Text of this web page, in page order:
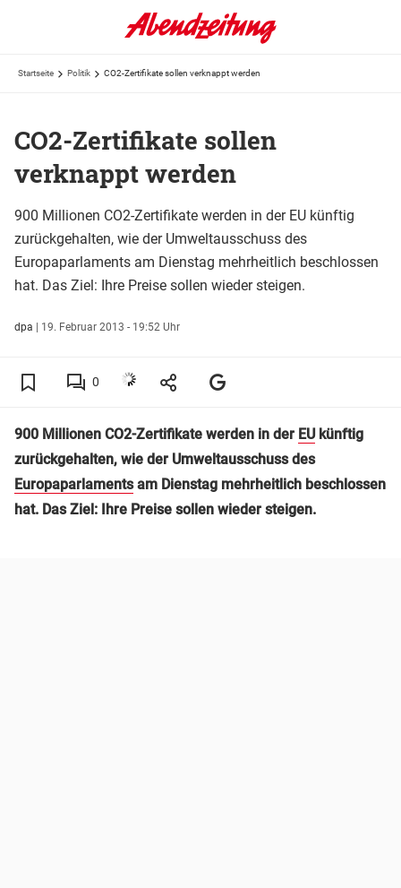
Startseite Politik CO2-Zertifikate sollen verknappt werden
CO2-Zertifikate sollen
verknappt werden
900 Millionen CO2-Zertifikate werden in der EU künftig
zurückgehalten, wie der Umweltausschuss des
Europaparlaments am Dienstag mehrheitlich beschlossen
hat. Das Ziel: Ihre Preise sollen wieder steigen.
dpa | 19. Februar 2013 - 19:52 Uhr
0
900 Millionen CO2-Zertifikate werden in der EUkünftig
zurückgehalten, wie der Umweltausschuss des
Europaparlamentsam Dienstag mehrheitlich beschlossen
hat. Das Ziel: Ihre Preise sollen wieder steigen.